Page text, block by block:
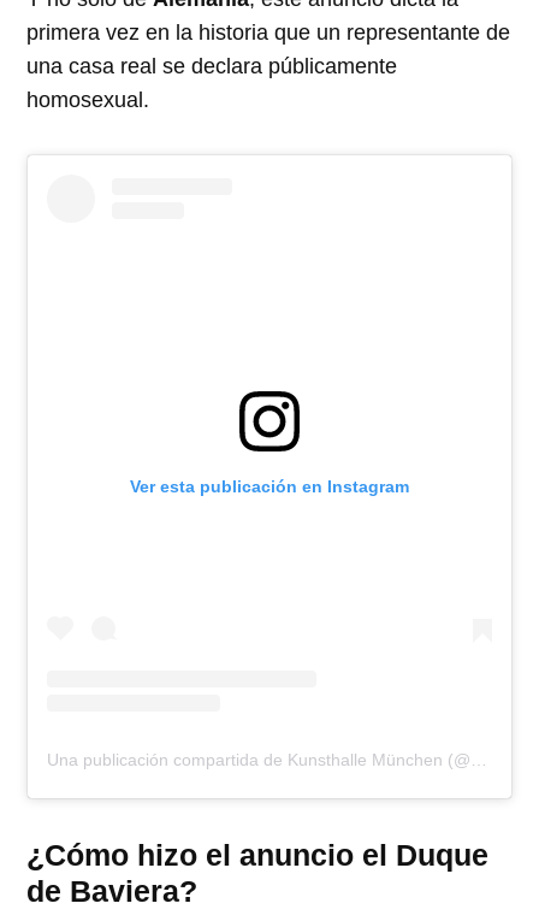
primera vez en la historia que un representante de
una casa real se declara públicamente
homosexual.
Ver esta publicación en Instagram
¿Cómo hizo el anuncio el Duque
de Baviera?